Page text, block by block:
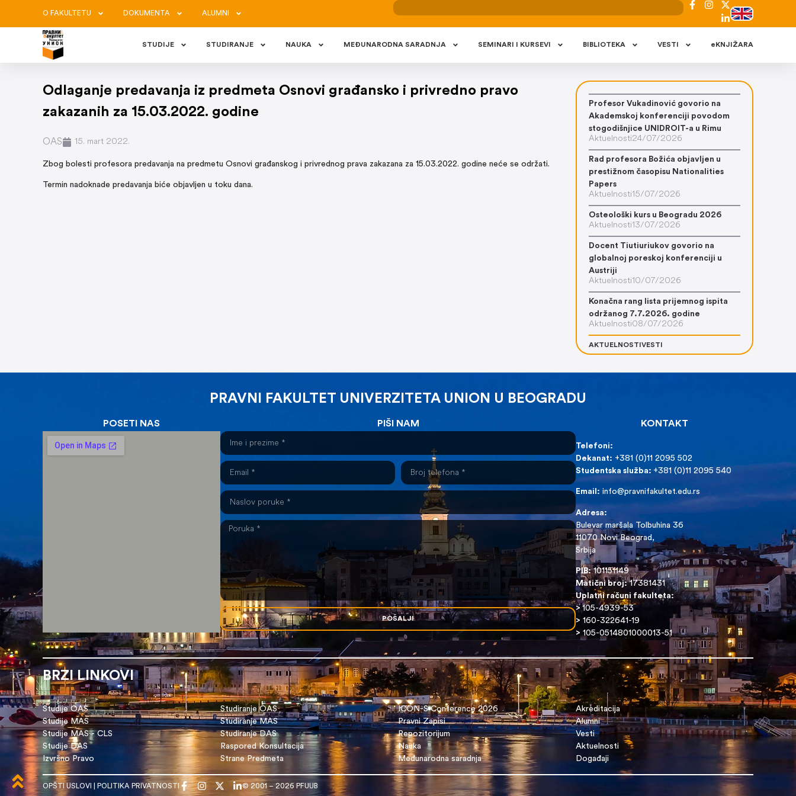
O FAKULTETU DOKUMENTA ALUMNI
STUDIJE STUDIRANJE NAUKA MEÐUNARODNA SARADNJA SEMINARI I KURSEVI BIBLIOTEKA VESTI eKNJIŽARA
Odlaganje predavanja iz predmeta Osnovi građansko i privredno pravo
zakazanih za 15.03.2022. godine
OAS 15. mart 2022.
Zbog bolesti profesora predavanja na predmetu Osnovi građanskog i privrednog prava zakazana za 15.03.2022. godine neće se održati.
Termin nadoknade predavanja biće objavljen u toku dana.
Profesor Vukadinović govorio na
Akademskoj konferenciji povodom
stogodišnjice UNIDROIT-a u Rimu
Aktuelnosti24/07/2026
Rad profesora Božića objavljen u
prestižnom časopisu Nationalities
Papers
Aktuelnosti15/07/2026
Osteološki kurs u Beogradu 2026
Aktuelnosti13/07/2026
Docent Tiutiuriukov govorio na
globalnoj poreskoj konferenciji u
Austriji
Aktuelnosti10/07/2026
Konačna rang lista prijemnog ispita
održanog 7.7.2026. godine
Aktuelnosti08/07/2026
AKTUELNOSTI VESTI
PRAVNI FAKULTET UNIVERZITETA UNION U BEOGRADU
KONTAKT
Telefoni:
Dekanat: +381 (0)11 2095 502
Studentska služba: +381 (0)11 2095 540
Email: info@pravnifakultet.edu.rs
Adresa:
Bulevar maršala Tolbuhina 36
11070 Novi Beograd,
Srbija
PIB:101151149
Matični broj:17381431
Uplatni računi fakulteta:
>105-4939-53
> 160-322641-19
>105-0514801000013-51
PIŠI NAM
POŠALJI
POSETI NAS
BRZI LINKOVI
Studije OAS
Studije MAS
Studije MAS - CLS
Studije DAS
Izvršno Pravo
Studiranje OAS
Studiranje MAS
Studiranje DAS
Raspored Konsultacija
Strane Predmeta
ICON-S Conference 2026
Pravni Zapisi
Repozitorijum
Nauka
Međunarodna saradnja
Akreditacija
Alumni
Vesti
Aktuelnosti
Događaji
OPŠTI USLOVI POLITIKA PRIVATNOSTI © 2001 – 2026 PFUUB